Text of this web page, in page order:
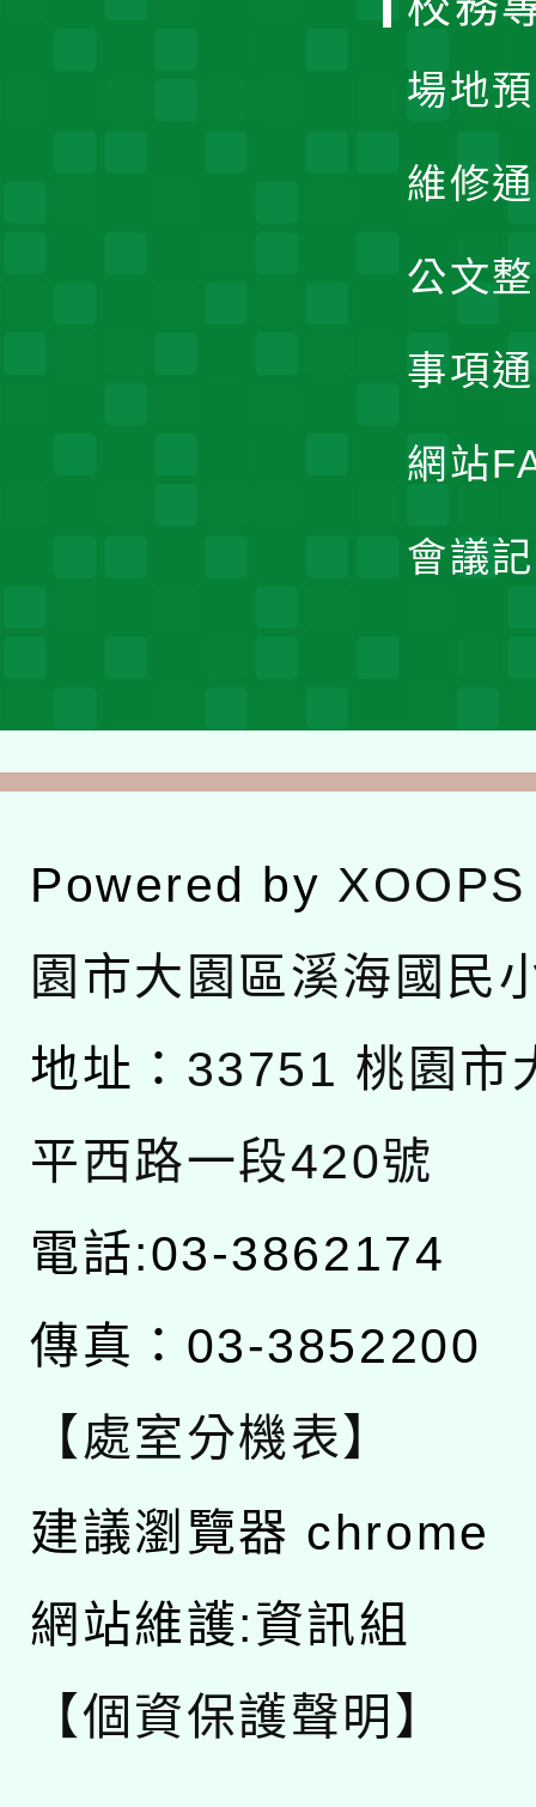
場地
維修
公文
事項
網站
會議
Powered by XOOPS
園市大園區溪海國民
地址： 33751 桃園市
平西路一段420號
電話:03-3862174
傳真：03-3852200
【處室分機表】
建議瀏覽器 chrome
網站維護:資訊組
【個資保護聲明】